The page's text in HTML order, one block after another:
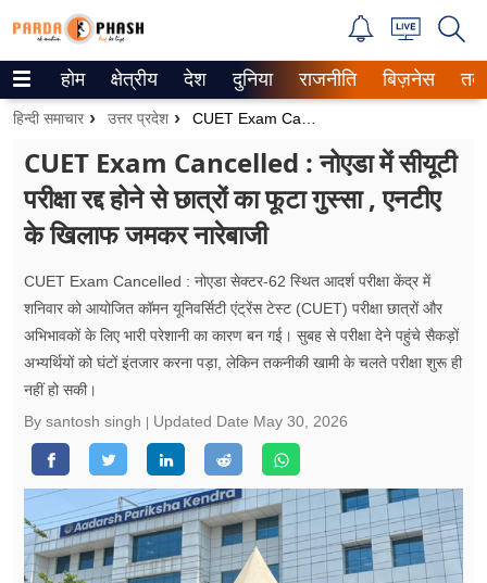
Trending on Google News
वेब स्टोरीज
उत्तर प्रदेश
गैलरी
वीडियो
रिलेशनशिप
जीवन मंत्रा
फूड
सेहत
होम क्षेत्रीय देश दुनिया राजनीति बिज़नेस
हिन्दी समाचार उत्तर प्रदेश
CUET Exam Cancelled : नोएडा में सीयूटी
परीक्षा रद्द होने से छात्रों का फूटा गुस्सा , एनटीए
के खिलाफ जमकर नारेबाजी
CUET Exam Cancelled : नोएडा सेक्टर-62 स्थित आदर्श परीक्षा केंद्र में
शनिवार को आयोजित कॉमन यूनिवर्सिटी एंट्रेंस टेस्ट (CUET) परीक्षा छात्रों और
अभिभावकों के लिए भारी परेशानी का कारण बन गई। सुबह से परीक्षा देने पहुंचे सैकड़ों
अभ्यर्थियों को घंटों इंतजार करना पड़ा, लेकिन तकनीकी खामी के चलते परीक्षा शुरू ही
नहीं हो सकी।
By santosh singh
Updated Date May 30, 2026